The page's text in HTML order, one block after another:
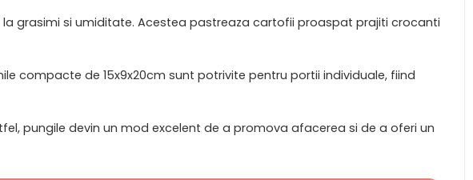
grasimi si umiditate. Acestea pastreaza cartofii proaspat prajiti crocanti
compacte de 15x9x20cm sunt potrivite pentru portii individuale, fiind
pungile devin un mod excelent de a promova afacerea si de a oferi un